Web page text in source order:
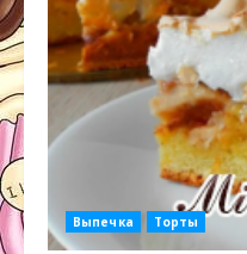
Выпечка Торты